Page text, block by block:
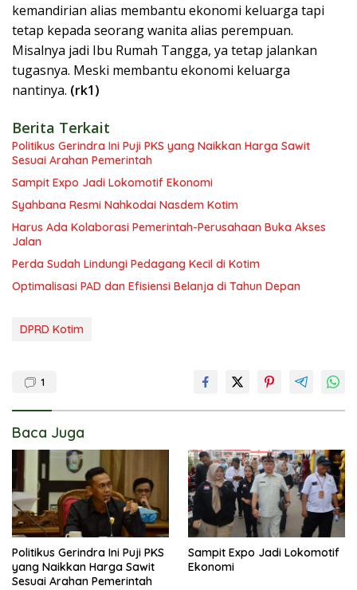
kemandirian alias membantu ekonomi keluarga tapi
tetap kepada seorang wanita alias perempuan.
Misalnya jadi Ibu Rumah Tangga, ya tetap jalankan
tugasnya. Meski membantu ekonomi keluarga
nantinya. (rk1)
Berita Terkait
Politikus Gerindra Ini Puji PKS yang Naikkan Harga Sawit
Sesuai Arahan Pemerintah
Sampit Expo Jadi Lokomotif Ekonomi
Syahbana Resmi Nahkodai Nasdem Kotim
Harus Ada Kolaborasi Pemerintah-Perusahaan Buka Akses
Jalan
Perda Sudah Lindungi Pedagang Kecil di Kotim
Optimalisasi PAD dan Efisiensi Belanja di Tahun Depan
DPRD Kotim
1
Baca Juga
Politikus Gerindra Ini Puji PKS
yang Naikkan Harga Sawit
Sesuai Arahan Pemerintah
Sampit Expo Jadi Lokomotif
Ekonomi